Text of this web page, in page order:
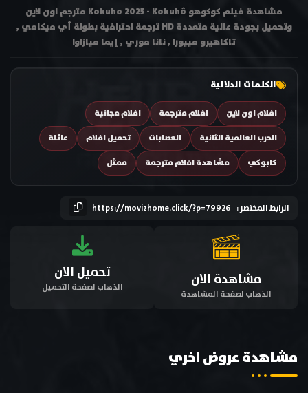
مشاهدة فيلم كوكوهو Kokuho 2025 - Kokuhô مترجم اون لاين
وتحميل بجودة عالية متعددة HD ترجمة احترافية بطولة أي ميكامي ,
تاكاهيرو مييورا , نانا موري , إيما ميازاوا
الكلمات الدلالية
افلام اون لاين افلام مترجمة
افلام مجانية
الحرب العالمية الثانية
العصابات تحميل افلام
عائلة
كابوكي
مشاهدة افلام مترجمة ممثل
الرابط المختصر : https://movizhome.click/?p=79926
مشاهدة الان
الذهاب لصفحة المشاهدة
تحميل الان
الذهاب لصفحة التحميل
مشاهدة عروض اخري